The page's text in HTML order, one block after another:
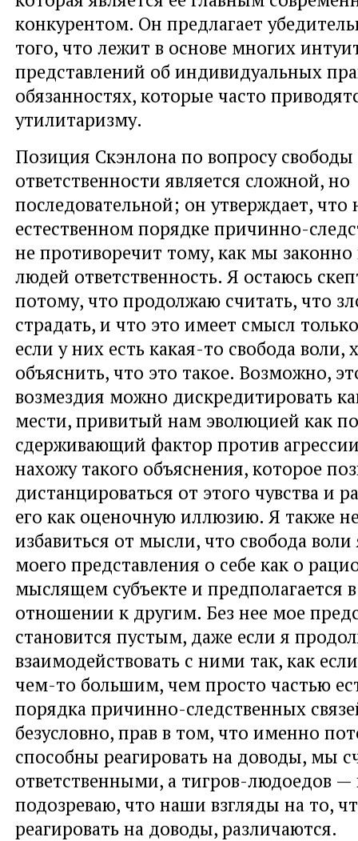
конкурентом. Он предлагает
того, что лежит в основе многих
представлений об индивидуальных
обязанностях, которые часто
утилитаризму.
Позиция Скэнлона по вопросу
ответственности является сложной, но
последовательной; он утверждает, что
естественном порядке причинно-
не противоречит тому, как мы законно
людей ответственность. Я остаюсь
потому, что продолжаю считать, что
страдать, и что это имеет смысл
если у них есть какая-то свобода воли,
объяснить, что это такое. Возможно,
возмездия можно дискредитировать
мести, привитый нам эволюцией как
сдерживающий фактор против
нахожу такого объяснения, которое
дистанцироваться от этого чувства и
его как оценочную иллюзию. Я также
избавиться от мысли, что свобода воли
моего представления о себе как о
мыслящем субъекте и предполагается
отношении к другим. Без нее мое
становится пустым, даже если я
взаимодействовать с ними так, как
чем-то большим, чем просто частью
порядка причинно-следственных
безусловно, прав в том, что именно
способны реагировать на доводы, мы
ответственными, а тигров-людоедов —
подозреваю, что наши взгляды на то,
реагировать на доводы, различаются.